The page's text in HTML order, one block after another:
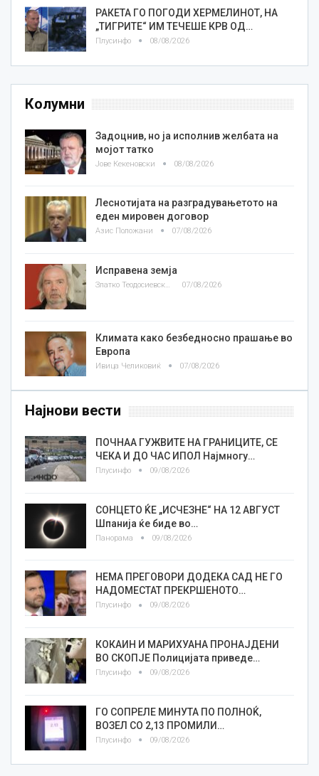
РАКЕТА ГО ПОГОДИ ХЕРМЕЛИНОТ, НА
„ТИГРИТЕ“ ИМ ТЕЧЕШЕ КРВ ОД…
Плусинфо 08/08/2026
Колумни
Задоцнив, но ја исполнив желбата на
мојот татко
Јове Кекеновски 08/08/2026
Леснотијата на разградувањетото на
еден мировен договор
Азис Положани 07/08/2026
Исправена земја
Златко Теодосиевски 07/08/2026
Климата како безбедносно прашање во
Европа
Ивица Челиковиќ 07/08/2026
Најнови вести
ПОЧНАА ГУЖВИТЕ НА ГРАНИЦИТЕ, СЕ
ЧЕКА И ДО ЧАС ИПОЛ Најмногу…
Плусинфо 09/08/2026
СОНЦЕТО ЌЕ „ИСЧЕЗНЕ“ НА 12 АВГУСТ
Шпанија ќе биде во…
Панорама 09/08/2026
НЕМА ПРЕГОВОРИ ДОДЕКА САД НЕ ГО
НАДОМЕСТАТ ПРЕКРШЕНОТО…
Плусинфо 09/08/2026
КОКАИН И МАРИХУАНА ПРОНАЈДЕНИ
ВО СКОПЈЕ Полицијата приведе…
Плусинфо 09/08/2026
ГО СОПРЕЛЕ МИНУТА ПО ПОЛНОЌ,
ВОЗЕЛ СО 2,13 ПРОМИЛИ…
Плусинфо 09/08/2026